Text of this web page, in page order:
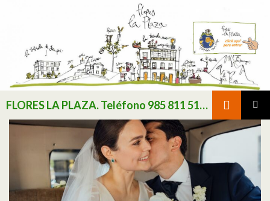
FLORES LA PLAZA. Teléfono 985 811 511 / Consultar existencias de flor y planta natural antes de realizar pedido
MENÚ